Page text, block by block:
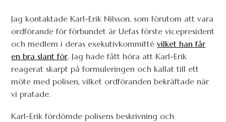
Jag kontaktade Karl-Erik Nilsson, som förutom att vara
ordförande för förbundet är Uefas förste vicepresident
och medlem i deras exekutivkommittévilket han får
en bra slant för. Jag hade fått höra att Karl-Erik
reagerat skarpt på formuleringen och kallat till ett
möte med polisen, vilket ordföranden bekräftade när
vi pratade.
Karl-Erik fördömde polisens beskrivning och